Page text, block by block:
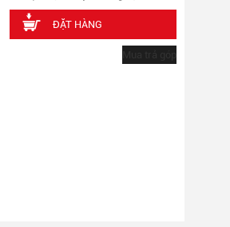
ĐẶT HÀNG